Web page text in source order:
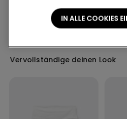
Abholung im Geschäft
2-4 Arbeitstage
Vervollständige deinen Look
IN ALLE COOKIES